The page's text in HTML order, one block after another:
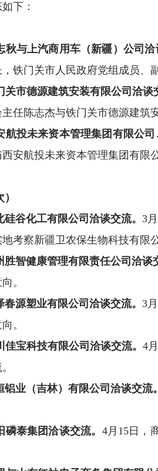
下：
秋与上汽商用车（新疆）公司洽
铁门关市人民政府党组成员
关市德源建筑安装有限公司洽谈
任陈志杰与铁门关市德源建筑
航投未来资本管理集团有限公
安航投未来资本管理集团有限
谷化工有限公司洽谈交流。3月
考察新疆卫农保生物科技有限
智健康管理有限责任公司洽谈
。
源塑业有限公司洽谈交流。3月
。
宝科技有限公司洽谈交流。4月
业（吉林）有限公司洽谈交流
泰集团洽谈交流。 4月 15 日，